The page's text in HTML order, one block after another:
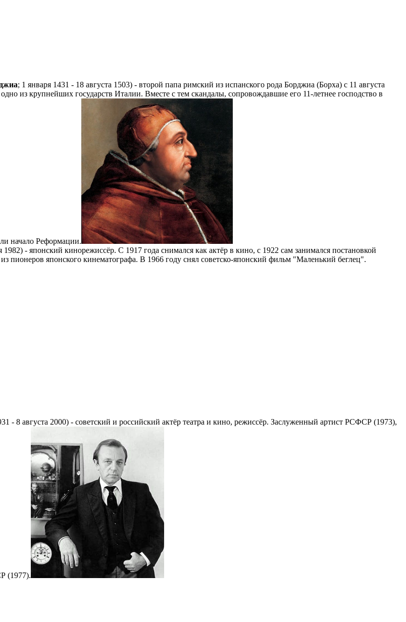
; 1 января 1431 - 18 августа 1503) - второй папа римский из испанского рода Борджиа (Борха) с 11 августа
из крупнейших государств Италии. Вместе с тем скандалы, сопровождавшие его 11-летнее господство в
начало Реформации.
1982) - японский кинорежиссёр. С 1917 года снимался как актёр в кино, с 1922 сам занимался постановкой
пионеров японского кинематографа. В 1966 году снял советско-японский фильм "Маленький беглец".
- 8 августа 2000) - советский и российский актёр театра и кино, режиссёр. Заслуженный артист РСФСР (1973),
(1977).